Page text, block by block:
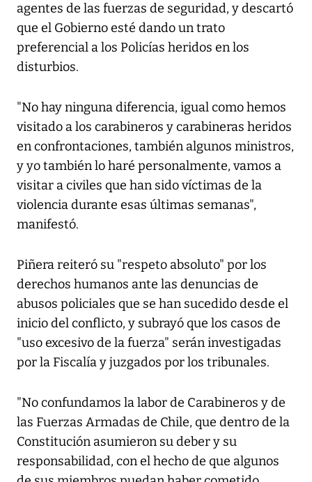
agentes de las fuerzas de seguridad, y descartó
que el Gobierno esté dando un trato
preferencial a los Policías heridos en los
disturbios.
"No hay ninguna diferencia, igual como hemos
visitado a los carabineros y carabineras heridos
en confrontaciones, también algunos ministros,
y yo también lo haré personalmente, vamos a
visitar a civiles que han sido víctimas de la
violencia durante esas últimas semanas",
manifestó.
Piñera reiteró su "respeto absoluto" por los
derechos humanos ante las denuncias de
abusos policiales que se han sucedido desde el
inicio del conflicto, y subrayó que los casos de
"uso excesivo de la fuerza" serán investigadas
por la Fiscalía y juzgados por los tribunales.
"No confundamos la labor de Carabineros y de
las Fuerzas Armadas de Chile, que dentro de la
Constitución asumieron su deber y su
responsabilidad, con el hecho de que algunos